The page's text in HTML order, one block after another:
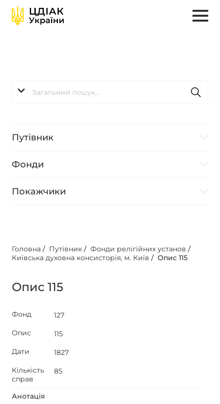
Путівник
Фонди
Покажчики
Головна / Путівник / Фонди релігійних установ /
Київська духовна консисторія, м. Київ / Опис 115
Опис 115
Фонд
127
Опис
115
Дати
1827
Кількість
справ
85
Анотація